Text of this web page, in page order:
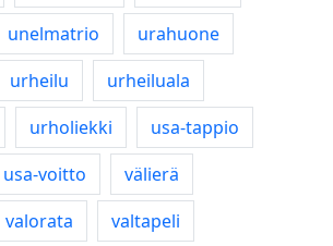
unelmatrio
urahuone
urheilu
urheiluala
urholiekki
usa-tappio
usa-voitto
välierä
valorata
valtapeli